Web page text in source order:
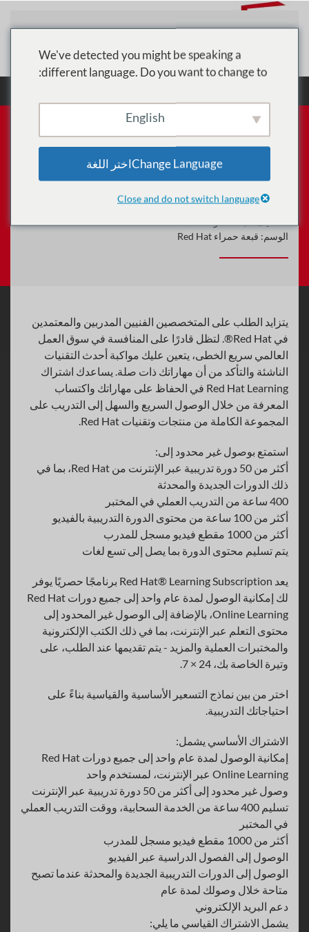
اشتراكات التعلم ريد هات
1790
الوسم: قبعة حمراء Red Hat
يتزايد الطلب على المتخصصين الفنيين المدربين والمعتمدين
في Red Hat®. لتظل قادرًا على المنافسة في سوق العمل
العالمي سريع الخطى، يتعين عليك مواكبة أحدث التقنيات
الناشئة والتأكد من أن مهاراتك ذات صلة. يساعدك اشتراك
Red Hat Learning في الحفاظ على مهاراتك واكتساب
المعرفة من خلال الوصول السريع والسهل إلى التدريب على
المجموعة الكاملة من منتجات وتقنيات Red Hat.
استمتع بوصول غير محدود إلى:
أكثر من 50 دورة تدريبية عبر الإنترنت من Red Hat، بما في
ذلك الدورات الجديدة والمحدثة
400 ساعة من التدريب العملي في المختبر
أكثر من 100 ساعة من محتوى الدورة التدريبية بالفيديو
أكثر من 1000 مقطع فيديو مسجل للمدرب
يتم تسليم محتوى الدورة بما يصل إلى تسع لغات
يعد Red Hat® Learning Subscription برنامجًا حصريًا يوفر
لك إمكانية الوصول لمدة عام واحد إلى جميع دورات Red Hat
Online Learning، بالإضافة إلى الوصول غير المحدود إلى
محتوى التعلم عبر الإنترنت، بما في ذلك الكتب الإلكترونية
والمختبرات العملية والمزيد - يتم تقديمها عند الطلب، على
وتيرة الخاصة بك، 24 × 7.
اختر من بين نماذج التسعير الأساسية والقياسية بناءً على
احتياجاتك التدريبية.
الاشتراك الأساسي يشمل:
إمكانية الوصول لمدة عام واحد إلى جميع دورات Red Hat
Online Learning عبر الإنترنت، لمستخدم واحد
وصول غير محدود إلى أكثر من 50 دورة تدريبية عبر الإنترنت
تسليم 400 ساعة من الخدمة السحابية، ووقت التدريب العملي
في المختبر
أكثر من 1000 مقطع فيديو مسجل للمدرب
الوصول إلى الفصول الدراسية عبر الفيديو
الوصول إلى الدورات التدريبية الجديدة والمحدثة عندما تصبح
متاحة خلال وصولك لمدة عام
دعم البريد الإلكتروني
يشمل الاشتراك القياسي ما يلي:
We've detected you might be speaking a
different language. Do you want to change to:
English
Change Languageاختر اللغة
Close and do not switch language